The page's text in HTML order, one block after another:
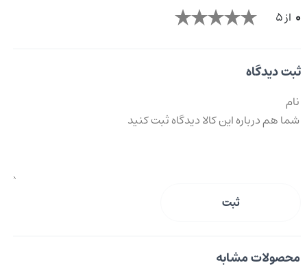
0 از 5
ثبت دیدگاه
ثبت
محصولات مشابه